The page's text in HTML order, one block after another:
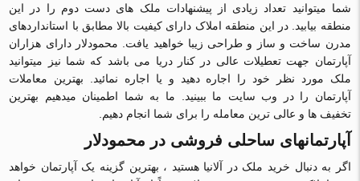
شما میتوانید تعداد زیادی از پیشنهادات ملک های دست دوم را در این
منطقه بیابید. در این منطقه املاک دارای کیفیت بالا مطابق با استانداردهای
مدرن ساخت و ساز و طراحی زیبا خواهید یافت. محمودلار دارای هزاران
آپارتمان جهت تعطیلات عالی در کنار دریا می باشد که شما نیز میتوانید
ملک مورد نظر خود را اجاره دهید و یا اجاره نمائید. بهترین معاملات
آپارتمان را در وب سایت ما ببینید. ما به شما اطمینان میدهیم بهترین
تخفیف ها و عالی ترین معامله را برای شما انجام دهیم.
آپارتمانهای ساحلی فروشی در محمودلار
اگر به دنبال خرید ملک در آلانیا هستید ، بهترین گزینه یک آپارتمان خواهد